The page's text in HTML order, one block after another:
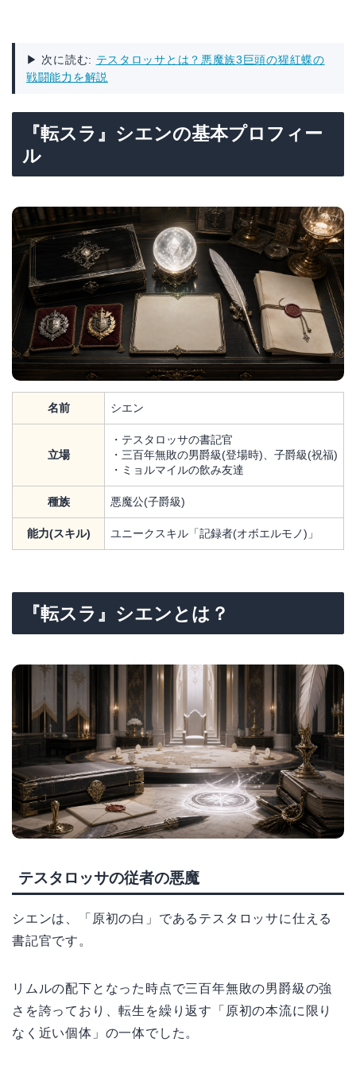
▶ 次に読む: テスタロッサとは？悪魔族3巨頭の猩紅蝶の
戦闘能力を解説
『転スラ』シエンの基本プロフィー
ル
名前 シエン
立場
・テスタロッサの書記官
・三百年無敗の男爵級(登場時)、子爵級(祝福)
・ミョルマイルの飲み友達
種族 悪魔公(子爵級)
能力(スキル) ユニークスキル「記録者(オボエルモノ)」
『転スラ』シエンとは？
テスタロッサの従者の悪魔
シエンは、「原初の白」であるテスタロッサに仕える
書記官です。
リムルの配下となった時点で三百年無敗の男爵級の強
さを誇っており、転生を繰り返す「原初の本流に限り
なく近い個体」の一体でした。